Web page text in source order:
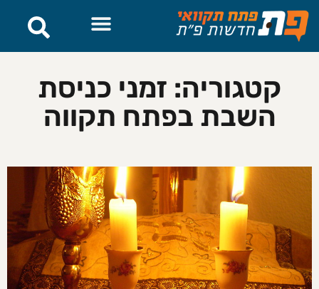
קטגוריה: זמני כניסת
השבת בפתח תקווה